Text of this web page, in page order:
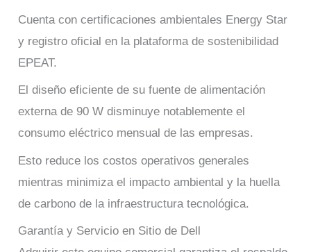
Cuenta con certificaciones ambientales Energy Star
y registro oficial en la plataforma de sostenibilidad
EPEAT.
El diseño eficiente de su fuente de alimentación
externa de 90 W disminuye notablemente el
consumo eléctrico mensual de las empresas.
Esto reduce los costos operativos generales
mientras minimiza el impacto ambiental y la huella
de carbono de la infraestructura tecnológica.
Garantía y Servicio en Sitio de Dell